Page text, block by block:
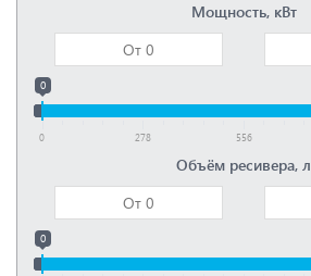
Мощность, кВт
0
0 278 556
Объём ресивера, л
0